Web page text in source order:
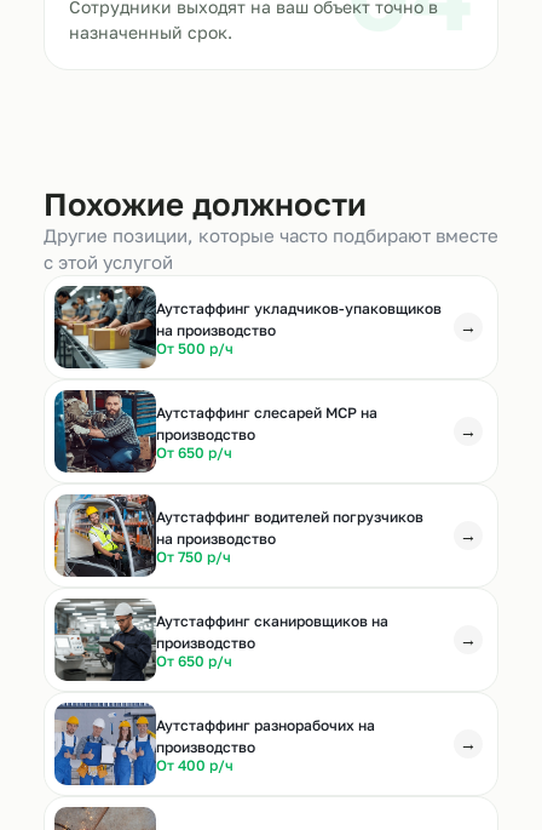
Сотрудники выходят на ваш объект точно в
назначенный срок.
Похожие должности
Другие позиции, которые часто подбирают вместе
с этой услугой
Аутстаффинг укладчиков-упаковщиков
на производство
От 500 р/ч
→
Аутстаффинг слесарей МСР на
производство
От 650 р/ч
→
Аутстаффинг водителей погрузчиков
на производство
От 750 р/ч
→
Аутстаффинг сканировщиков на
производство
От 650 р/ч
→
Аутстаффинг разнорабочих на
производство
От 400 р/ч
→